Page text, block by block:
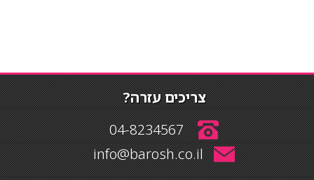
צריכים עזרה?
04-8234567
info@barosh.co.il